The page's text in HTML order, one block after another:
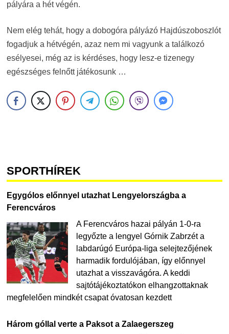
pályára a hét végén.
Nem elég tehát, hogy a dobogóra pályázó Hajdúszoboszlót
fogadjuk a hétvégén, azaz nem mi vagyunk a találkozó
esélyesei, még az is kérdéses, hogy lesz-e tizenegy
egészséges felnőtt játékosunk …
SPORTHÍREK
Egygólos előnnyel utazhat Lengyelországba a
Ferencváros
A Ferencváros hazai pályán 1-0-ra
legyőzte a lengyel Górnik Zabrzét a
labdarúgó Európa-liga selejtezőjének
harmadik fordulójában, így előnnyel
utazhat a visszavágóra. A keddi
sajtótájékoztatókon elhangzottaknak
megfelelően mindkét csapat óvatosan kezdett
Három góllal verte a Paksot a Zalaegerszeg